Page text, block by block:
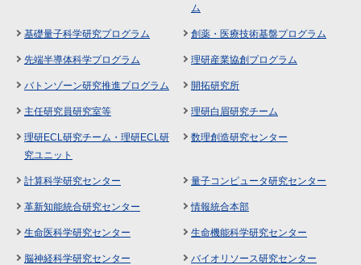
ム
基礎量子科学研究プログラム 創薬・医療技術基盤プログラム
先端半導体科学プログラム 理研産業協創プログラム
バトンゾーン研究推進プログラム 開拓研究所
主任研究員研究室等 理研白眉研究チーム
理研ECL研究チーム・理研ECL研
究ユニット
数理創造研究センター
計算科学研究センター 量子コンピュータ研究センター
革新知能統合研究センター 情報統合本部
生命医科学研究センター 生命機能科学研究センター
脳神経科学研究センター バイオリソース研究センター